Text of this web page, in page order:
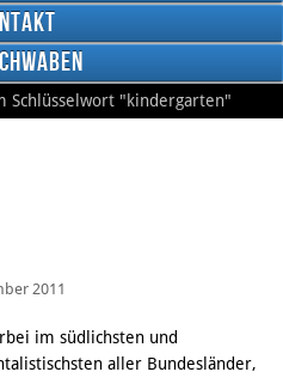
Schlüsselwort "kindergarten"
2011
im südlichsten und
aller Bundesländer,